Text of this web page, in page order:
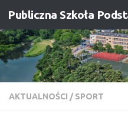
Przejdź do treści
AKTUALNOŚCI / SPORT